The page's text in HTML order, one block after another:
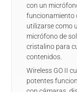
con un
funcionamiento
utilizarse como
micrófono de
cristalino para
contenidos.
Wireless GO II
potentes